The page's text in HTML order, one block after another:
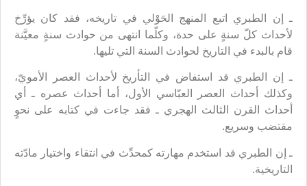
ـ إن الطبري اتبع المنهج الحَوْلي في تاريخه، فقد كان يؤرِّخ
لأحداث كلّ سنةٍ على حدة، وكلّما انتهى من حوادث سنةٍ معيَّنة
قام بالبدء في التاريخ لحوادث السنة التي تليها.
ـ إن الطبري قد استفاض في التأريخ لأحداث العصر الأمويّ،
وكذلك أحداث العصر العبّاسي الأول، أما أحداث عصره ـ أي
أحداث القرن الثالث الهجري ـ فقد جاءت في كتابه على نحوٍ
مقتضب وسريع.
ـ إن الطبري قد استخدم مهارته كمحدِّث في انتقاء واختيار مادّته
التاريخية.